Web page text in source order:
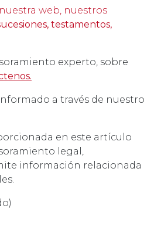
web, nuestros
testamentos,
experto, sobre
a través de nuestro
en este artículo
legal,
información relacionada